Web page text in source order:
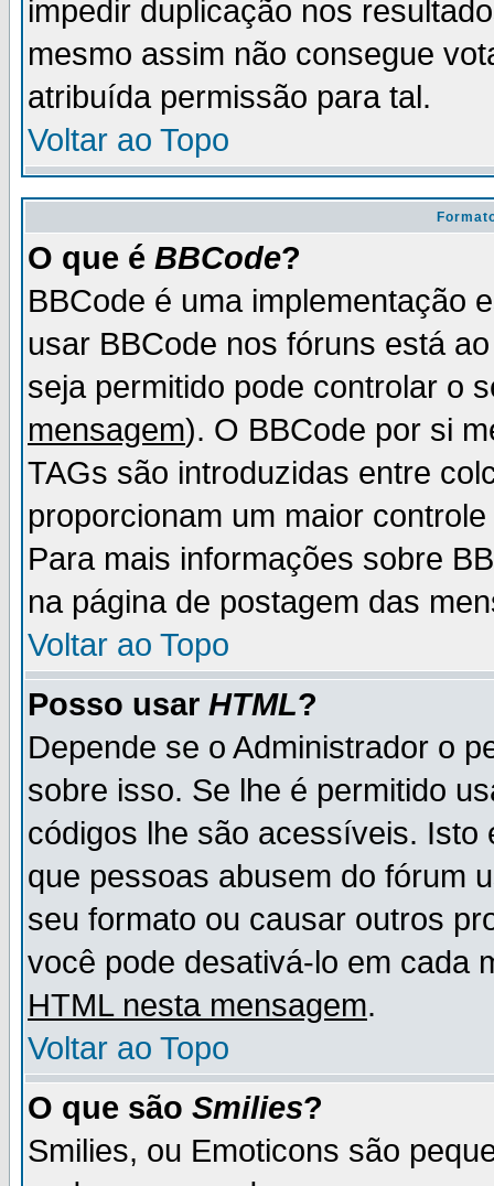
impedir duplicação nos
mesmo assim não consegue
atribuída permissão para tal.
Voltar ao Topo
O que é BBCode?
BBCode é uma implementação
usar BBCode nos fóruns está
seja permitido pode controlar o
mensagem). O BBCode por si
TAGs são introduzidas entre
proporcionam um maior
Para mais informações sobre
na página de postagem das
Voltar ao Topo
Posso usar HTML?
Depende se o Administrador o
sobre isso. Se lhe é permitido
códigos lhe são acessíveis.
que pessoas abusem do fórum
seu formato ou causar outros
você pode desativá-lo em cada
HTML nesta mensagem.
Voltar ao Topo
O que são Smilies?
Smilies, ou Emoticons são